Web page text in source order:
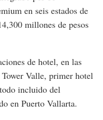
en seis estados de
millones de pesos
de hotel, en las
Valle, primer hotel
incluido del
en Puerto Vallarta.